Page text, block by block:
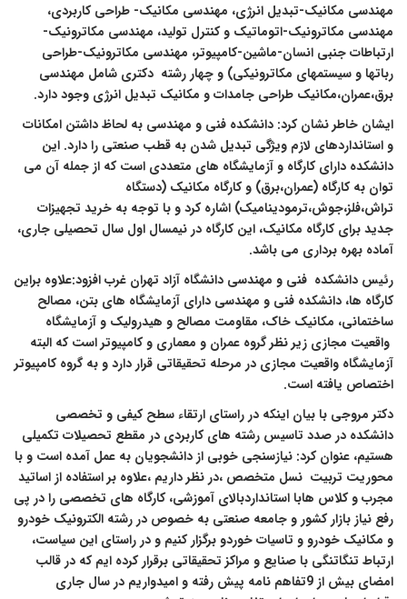
مکانیک-تبدیل انرژی، مهندسی مکانیک- طراحی کاربردی،
مکاترونیک-اتوماتیک و کنترل تولید، مهندسی مکاترونیک-
جنبی انسان-ماشین-کامپیوتر، مهندسی مکاترونیک-طراحی
و سیستمهای مکاترونیکی)و چهاررشتهدکتری شامل مهندسی
طراحی جامدات و مکانیک تبدیل انرژی وجود دارد.
خاطر نشان کرد: دانشکده فنی و مهندسی به لحاظ داشتن امکانات
استانداردهای لازم ویژگی تبدیل شدن به قطب صنعتی را دارد. این
دارای کارگاه و آزمایشگاه های متعددی است که از جمله آن می
به کارگاه (عمران،برق) و کارگاه مکانیک (دستگاه
اشاره کرد و با توجه به خرید تجهیزات
برای کارگاه مکانیک، این کارگاه در نیمسال اول سال تحصیلی جاری،
بهره برداری می باشد.
دانشکدهفنی و مهندسی دانشگاه آزاد تهران غرب افزود:علاوه براین
ها، دانشکده فنی و مهندسی دارای آزمایشگاه های بتن، مصالح
مکانیک خاک، مقاومت مصالح و هیدرولیک و آزمایشگاه
واقعیت مجازی زیر نظر گروه عمران و معماری و کامپیوتر است که البته
واقعیت مجازی در مرحله تحقیقاتی قرار دارد و به گروه کامپیوتر
یافته است.
مروجیبا بیان اینکه در راستای ارتقاء سطح کیفی و تخصصی
در صدد تاسیس رشته های کاربردی در مقطع تحصیلات تکمیلی
عنوان کرد: نیازسنجی خوبی از دانشجویان به عمل آمده است و با
تربیتنسل متخصص ،در نظر داریم ،علاوه بر استفاده از اساتید
و کلاس هابااستانداردبالای آموزشی، کارگاه های تخصصی را در پی
نیاز بازار کشور و جامعه صنعتی به خصوص در رشته الکترونیک خودرو
مکانیک خودرو و تاسیات خوردو برگزار کنیم و در راستای این سیاست،
تنگاتنگی با صنایع و مراکز تحقیقاتی برقرار کرده ایم که در قالب
امضای بیش از 9تفاهم نامه پیش رفته و امیدواریم در سال جاری